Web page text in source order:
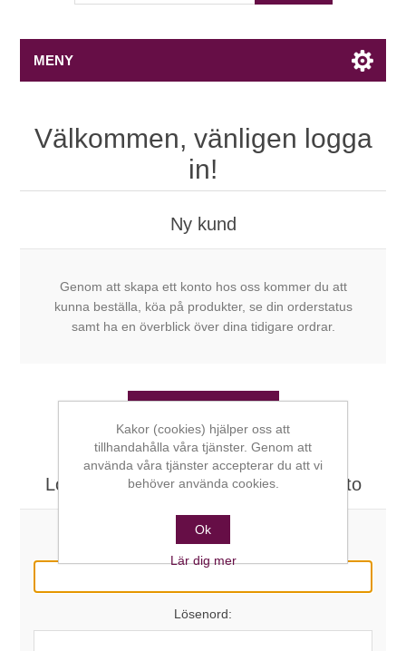
MENY
Välkommen, vänligen logga
in!
Ny kund
Genom att skapa ett konto hos oss kommer du att
kunna beställa, köa på produkter, se din orderstatus
samt ha en överblick över dina tidigare ordrar.
Logga in här om du redan har ett konto
E-post:
Lösenord:
Kakor (cookies) hjälper oss att
tillhandahålla våra tjänster. Genom att
använda våra tjänster accepterar du att vi
behöver använda cookies.
Ok
Lär dig mer